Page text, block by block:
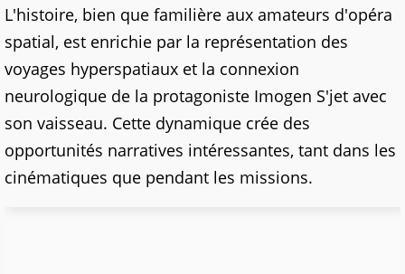
L'histoire, bien que familière aux amateurs d'opéra
spatial, est enrichie par la représentation des
voyages hyperspatiaux et la connexion
neurologique de la protagoniste Imogen S'jet avec
son vaisseau. Cette dynamique crée des
opportunités narratives intéressantes, tant dans les
cinématiques que pendant les missions.